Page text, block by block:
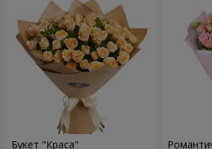
Букет "Краса"